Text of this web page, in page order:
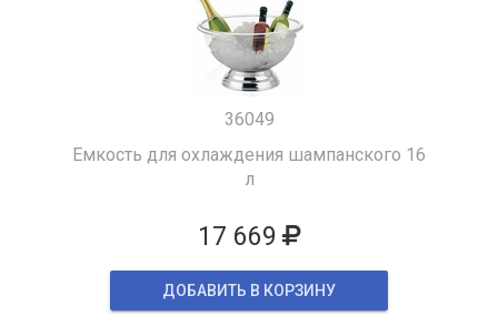
36049
Емкость для охлаждения шампанского 16
л
17 669
ДОБАВИТЬ В КОРЗИНУ